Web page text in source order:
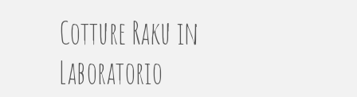
Cotture Raku in
Laboratorio